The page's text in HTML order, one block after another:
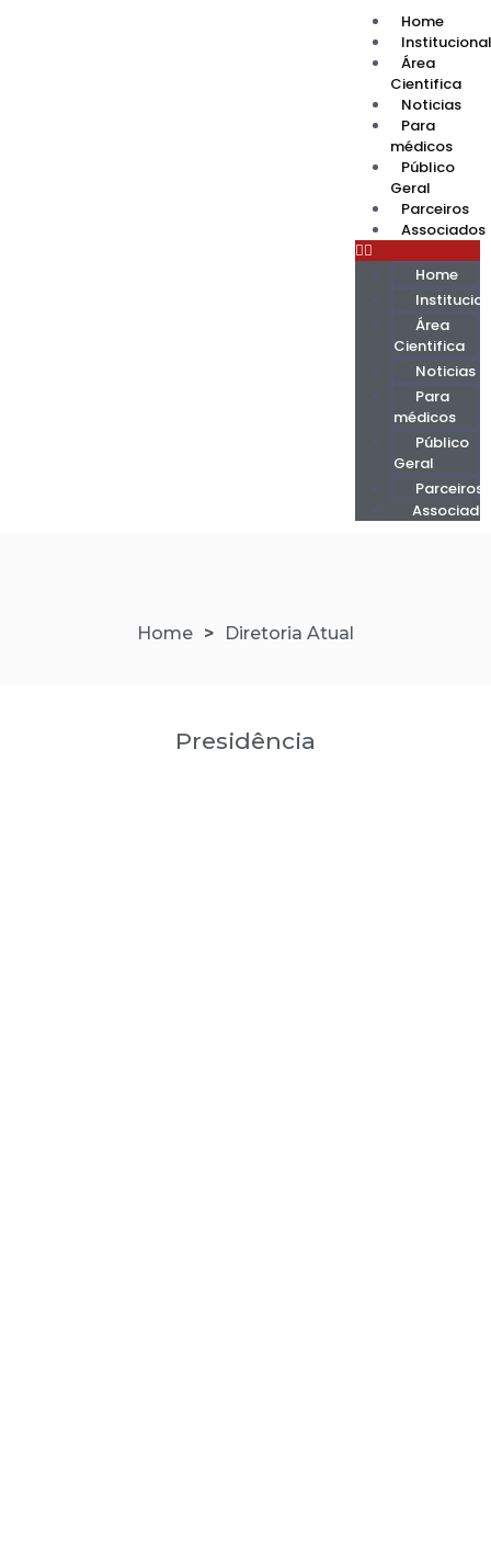
Home
Institucional
Área
Cientifica
Noticias
Para
médicos
Público
Geral
Parceiros
Associados
Home
Área
Cientifica
Noticias
Para
médicos
Público
Geral
Parceiros
Home > Diretoria Atual
Presidência